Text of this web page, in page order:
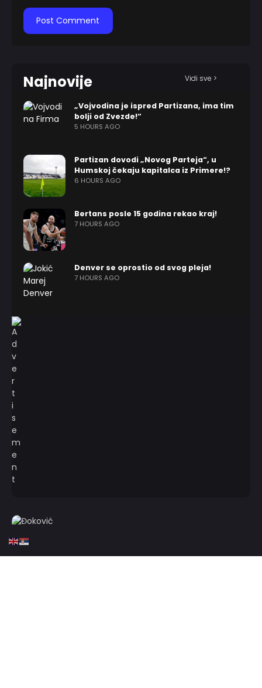
Najnovije Vidi sve >
„Vojvodina je ispred Partizana, ima tim
bolji od Zvezde!“
5 HOURS AGO
Partizan dovodi „Novog Parteja“, u
Humskoj čekaju kapitalca iz Primere!?
6 HOURS AGO
Bertans posle 15 godina rekao kraj!
7 HOURS AGO
Denver se oprostio od svog pleja!
7 HOURS AGO